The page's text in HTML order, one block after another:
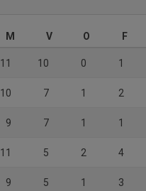
M V O F
11 10 0 1
10 7 1 2
9 7 1 1
11 5 2 4
9 5 1 3